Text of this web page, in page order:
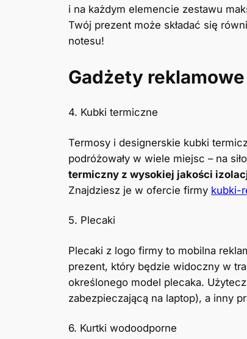
i na każdym elemencie zestawu
Twój prezent może składać się
notesu!
Gadżety
4. Kubki termiczne
Termosy i designerskie kubki
podróżowały w wiele miejsc – na
termiczny z wysokiej jakości
Znajdziesz je w ofercie firmy kubki-
5. Plecaki
Plecaki z logo firmy to mobilna
prezent, który będzie widoczny w
określonego model plecaka.
zabezpieczającą na laptop), a inny
6. Kurtki wodoodporne